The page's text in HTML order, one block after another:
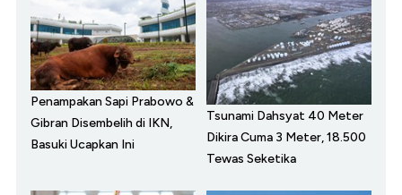
Penampakan Sapi Prabowo &
Gibran Disembelih di IKN,
Basuki Ucapkan Ini
Tsunami Dahsyat 40 Meter
Dikira Cuma 3 Meter, 18.500
Tewas Seketika